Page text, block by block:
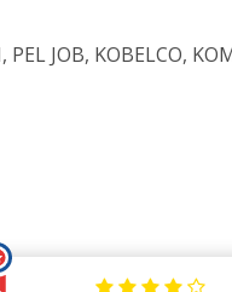
JOB, KOBELCO,